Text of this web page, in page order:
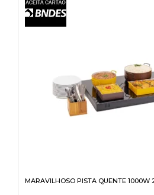
MARAVILHOSO PISTA QUENTE 1000W